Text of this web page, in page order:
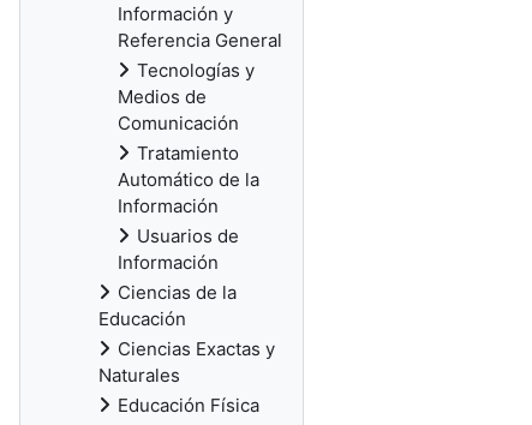
Información y
Referencia General
Tecnologías y
Medios de
Comunicación
Tratamiento
Automático de la
Información
Usuarios de
Información
Ciencias de la
Educación
Ciencias Exactas y
Naturales
Educación Física